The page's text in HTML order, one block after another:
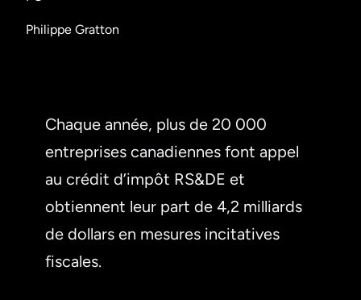
Philippe Gratton
Chaque année, plus de 20 000
entreprises canadiennes font appel
au crédit d’impôt RS&DE et
obtiennent leur part de 4,2 milliards
de dollars en mesures incitatives
fiscales.